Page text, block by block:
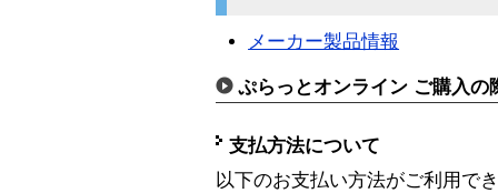
メーカー製品情報
ぷらっとオンライン ご購入の
支払方法について
以下のお支払い方法がご利用で